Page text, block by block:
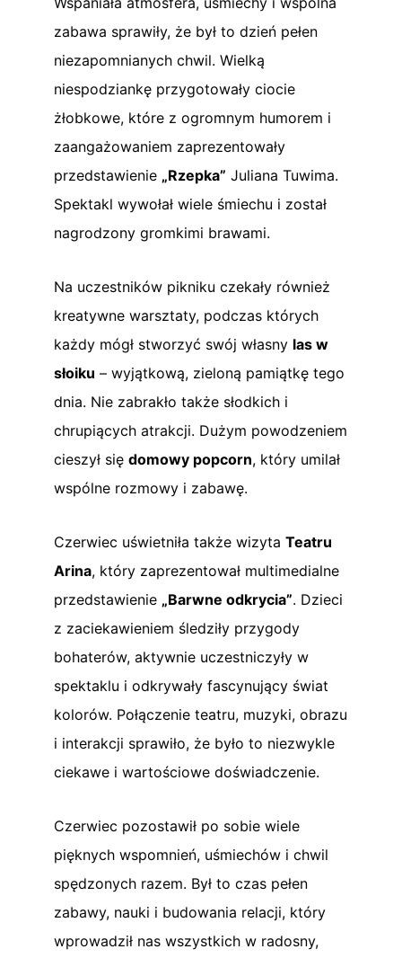
zabawa sprawiły, że był to dzień pełen
niezapomnianych chwil. Wielką
niespodziankę przygotowały ciocie
żłobkowe, które z ogromnym humorem i
zaangażowaniem zaprezentowały
przedstawienie „Rzepka” Juliana Tuwima.
Spektakl wywołał wiele śmiechu i został
nagrodzony gromkimi brawami.
Na uczestników pikniku czekały również
kreatywne warsztaty, podczas których
każdy mógł stworzyć swój własny las w
słoiku – wyjątkową, zieloną pamiątkę tego
dnia. Nie zabrakło także słodkich i
chrupiących atrakcji. Dużym powodzeniem
cieszył się domowy popcorn, który umilał
wspólne rozmowy i zabawę.
Czerwiec uświetniła także wizyta Teatru
Arina, który zaprezentował multimedialne
przedstawienie „Barwne odkrycia”. Dzieci
z zaciekawieniem śledziły przygody
bohaterów, aktywnie uczestniczyły w
spektaklu i odkrywały fascynujący świat
kolorów. Połączenie teatru, muzyki, obrazu
i interakcji sprawiło, że było to niezwykle
ciekawe i wartościowe doświadczenie.
Czerwiec pozostawił po sobie wiele
pięknych wspomnień, uśmiechów i chwil
spędzonych razem. Był to czas pełen
zabawy, nauki i budowania relacji, który
wprowadził nas wszystkich w radosny,